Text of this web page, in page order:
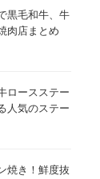
黒毛和牛、牛
肉店まとめ
ロースステー
人気のステー
焼き！鮮度抜